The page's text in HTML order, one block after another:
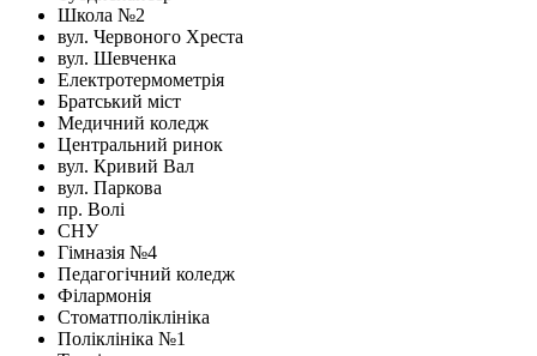
Школа №2
вул. Червоного Хреста
вул. Шевченка
Електротермометрія
Братський міст
Медичний коледж
Центральний ринок
вул. Кривий Вал
вул. Паркова
пр. Волі
СНУ
Гімназія №4
Педагогічний коледж
Філармонія
Стоматполіклініка
Поліклініка №1